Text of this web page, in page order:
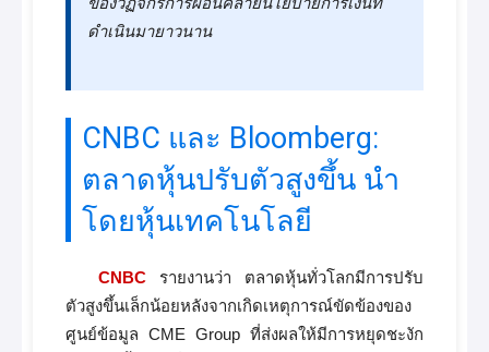
ดำเนินมายาวนาน
CNBC และ Bloomberg:
ตลาดหุ้นปรับตัวสูงขึ้น นำ
โดยหุ้นเทคโนโลยี
CNBC รายงานว่า ตลาดหุ้นทั่วโลกมีการปรับ
ตัวสูงขึ้นเล็กน้อยหลังจากเกิดเหตุการณ์ขัดข้องของ
ศูนย์ข้อมูล CME Group ที่ส่งผลให้มีการหยุดชะงัก